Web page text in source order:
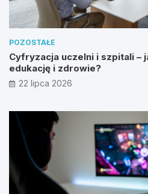
POZOSTAŁE
Cyfryzacja uczelni i szpitali –
edukację i zdrowie?
22 lipca 2026